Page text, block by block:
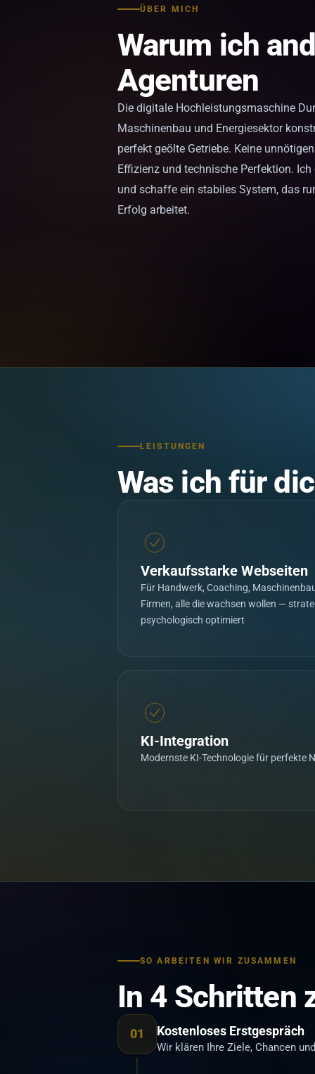
ÜBER MICH
Warum ich
Agenturen
Die digitale Hochleistungsmaschine
Maschinenbau und Energiesektor
perfekt geölte Getriebe. Keine
Effizienz und technische Perfektion. Ich
und schaffe ein stabiles System, das
Erfolg arbeitet.
LEISTUNGEN
Was ich für
Verkaufsstarke Webseiten
Für Handwerk, Coaching,
Firmen, alle die wachsen wollen —
psychologisch optimiert
KI-Integration
Modernste KI-Technologie für perfekte
SO ARBEITEN WIR ZUSAMMEN
In 4 Schritten
01 Kostenloses Erstgespräch
Wir klären Ihre Ziele, Chancen